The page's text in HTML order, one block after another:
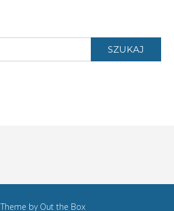
SZUKAJ
Theme by Out the Box